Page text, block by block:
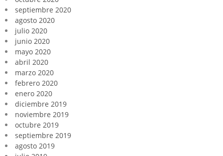
septiembre 2020
agosto 2020
julio 2020
junio 2020
mayo 2020
abril 2020
marzo 2020
febrero 2020
enero 2020
diciembre 2019
noviembre 2019
octubre 2019
septiembre 2019
agosto 2019